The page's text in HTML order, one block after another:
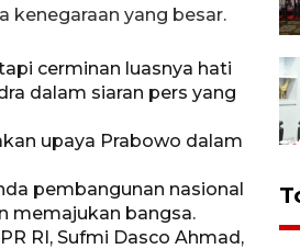
kenegaraan yang besar.
cerminan luasnya hati
dalam siaran pers yang
upaya Prabowo dalam
pembangunan nasional
memajukan bangsa.
RI, Sufmi Dasco Ahmad,